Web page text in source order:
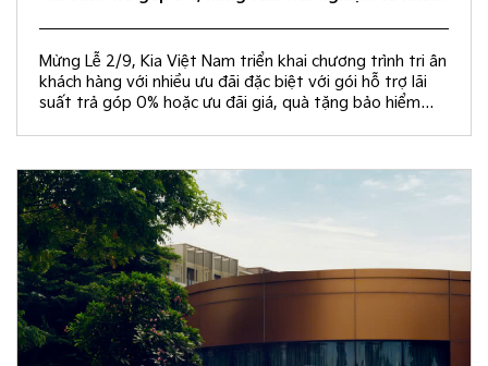
Mừng Lễ 2/9, Kia Việt Nam triển khai chương trình tri ân
khách hàng với nhiều ưu đãi đặc biệt với gói hỗ trợ lãi
suất trả góp 0% hoặc ưu đãi giá, quà tặng bảo hiểm